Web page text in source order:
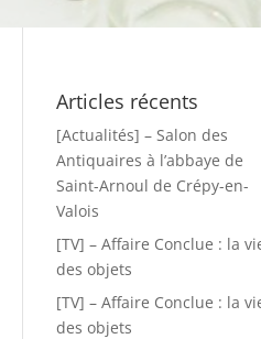
Articles récents
[Actualités] – Salon des
Antiquaires à l’abbaye de
Saint-Arnoul de Crépy-en-
Valois
[TV] – Affaire Conclue : la
des objets
[TV] – Affaire Conclue : la
des objets